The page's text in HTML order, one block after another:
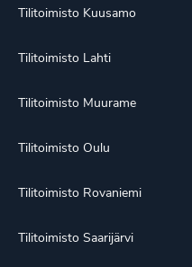
Tilitoimisto Kuusamo
Tilitoimisto Lahti
Tilitoimisto Muurame
Tilitoimisto Oulu
Tilitoimisto Rovaniemi
Tilitoimisto Saarijärvi